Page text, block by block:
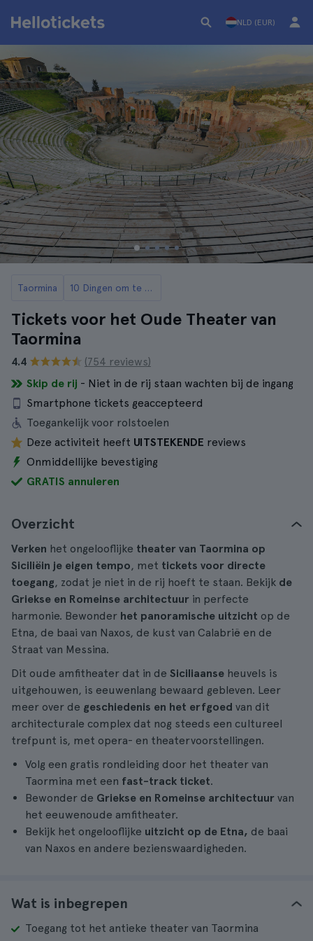
NLD (EUR)
Taormina 10 Dingen om te Doen in Taormina
Tickets voor het Oude Theater van
Taormina
4.4
(754 reviews)
Skip de rij - Niet in de rij staan wachten bij de ingang
Smartphone tickets geaccepteerd
Toegankelijk voor rolstoelen
Deze activiteit heeft UITSTEKENDE reviews
Onmiddellijke bevestiging
GRATIS annuleren
Overzicht
Verken het ongelooflijke theater van Taormina op
Siciliëin je eigen tempo, met tickets voor directe
toegang, zodat je niet in de rij hoeft te staan. Bekijk de
Griekse en Romeinse architectuur in perfecte
harmonie. Bewonder het panoramische uitzicht op de
Etna, de baai van Naxos, de kust van Calabrië en de
Straat van Messina.
Dit oude amfitheater dat in de Siciliaanse heuvels is
uitgehouwen, is eeuwenlang bewaard gebleven. Leer
meer over de geschiedenis en het erfgoed van dit
architecturale complex dat nog steeds een cultureel
trefpunt is, met opera- en theatervoorstellingen.
Volg een gratis rondleiding door het theater van
Taormina met een fast-track ticket.
Bewonder de Griekse en Romeinse architectuur van
het eeuwenoude amfitheater.
Bekijk het ongelooflijke uitzicht op de Etna, de baai
van Naxos en andere bezienswaardigheden.
Wat is inbegrepen
Toegang tot het antieke theater van Taormina